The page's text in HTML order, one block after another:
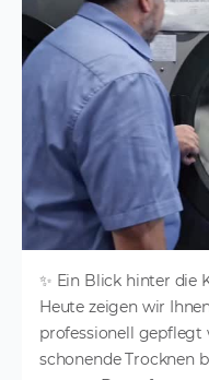
✨ Ein Blick hinter die
Heute zeigen wir
professionell gepflegt
schonende Trocknen